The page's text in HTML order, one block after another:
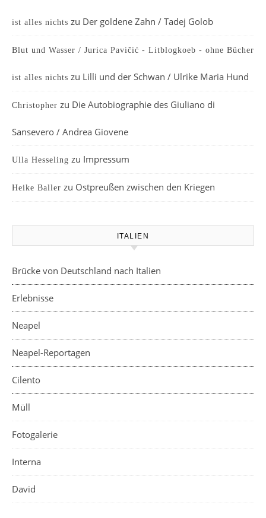
ist alles nichts zu Der goldene Zahn / Tadej Golob
Blut und Wasser / Jurica Pavičić - Litblogkoeb - ohne Bücher
ist alles nichts zu Lilli und der Schwan / Ulrike Maria Hund
Christopher zu Die Autobiographie des Giuliano di
Sansevero / Andrea Giovene
Ulla Hesseling zu Impressum
Heike Baller zu Ostpreußen zwischen den Kriegen
ITALIEN
Brücke von Deutschland nach Italien
Erlebnisse
Neapel
Neapel-Reportagen
Cilento
Müll
Fotogalerie
Interna
David